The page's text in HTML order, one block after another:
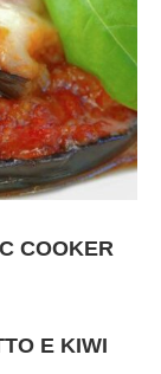
COOKER
E KIWI